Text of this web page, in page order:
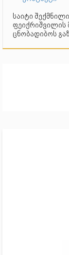
საიტი
ფეიქრიშვილის
ცნობადიბოს